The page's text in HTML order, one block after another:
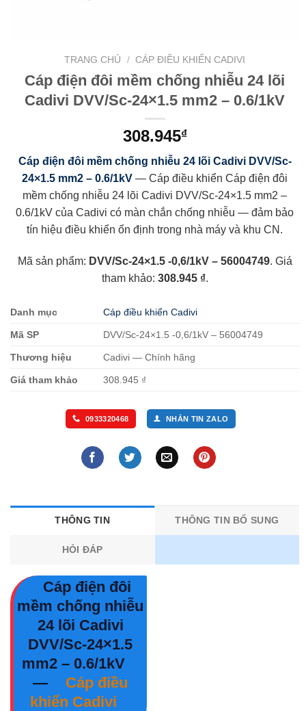
TRANG CHỦ / CÁP ĐIỀU KHIỂN CADIVI
Cáp điện đôi mềm chống nhiễu 24 lõi
Cadivi DVV/Sc-24×1.5 mm2 – 0.6/1kV
308.945₫
Cáp điện đôi mềm chống nhiễu 24 lõi Cadivi DVV/Sc-
24×1.5 mm2 – 0.6/1kV — Cáp điều khiển Cáp điện đôi
mềm chống nhiễu 24 lõi Cadivi DVV/Sc-24×1.5 mm2 –
0.6/1kV của Cadivi có màn chắn chống nhiễu — đảm bảo
tín hiệu điều khiển ổn định trong nhà máy và khu CN.
Mã sản phẩm: DVV/Sc-24×1.5 -0,6/1kV – 56004749. Giá
tham khảo: 308.945 ₫.
Danh mục Cáp điều khiển Cadivi
Mã SP DVV/Sc-24×1.5 -0,6/1kV – 56004749
Thương hiệu Cadivi — Chính hãng
Giá tham khảo 308.945 ₫
0933320468 NHẮN TIN ZALO
THÔNG TIN THÔNG TIN BỔ SUNG
HỎI ĐÁP
Cáp điện đôi
mềm chống nhiễu
24 lõi Cadivi
DVV/Sc-24×1.5
mm2 – 0.6/1kV
—
Cáp điều
khiển Cadivi